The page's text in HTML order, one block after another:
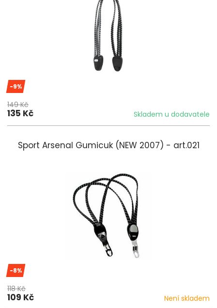
-9%
149 Kč
135 Kč Skladem u dodavatele
Sport Arsenal Gumicuk (NEW 2007) - art.021
-8%
118 Kč
109 Kč Není skladem